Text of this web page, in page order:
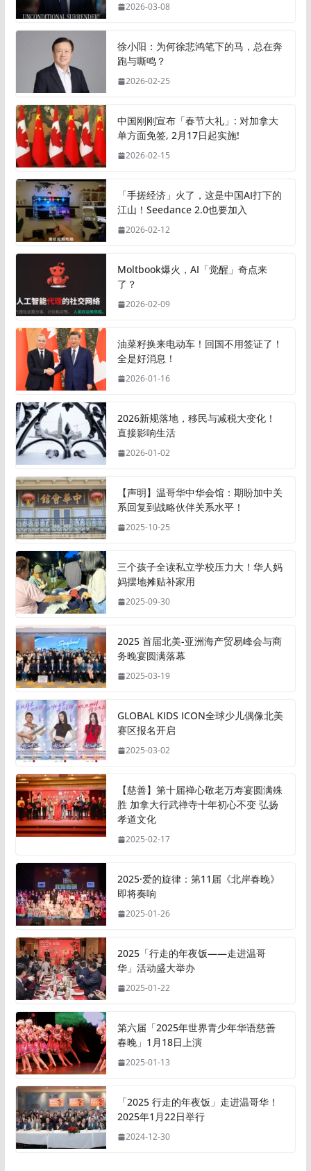
2026-03-08
徐小阳：为何徐悲鸿笔下的马，总在奔
跑与嘶鸣？
2026-02-25
中国刚刚宣布「春节大礼」: 对加拿大
单方面免签, 2月17日起实施!
2026-02-15
「手搓经济」火了，这是中国AI打下的
江山！Seedance 2.0也要加入
2026-02-12
Moltbook爆火，AI「觉醒」奇点来
了？
2026-02-09
油菜籽换来电动车！回国不用签证了！
全是好消息！
2026-01-16
2026新规落地，移民与减税大变化！
直接影响生活
2026-01-02
【声明】温哥华中华会馆：期盼加中关
系回复到战略伙伴关系水平！
2025-10-25
三个孩子全读私立学校压力大！华人妈
妈摆地摊贴补家用
2025-09-30
2025 首届北美-亚洲海产贸易峰会与商
务晚宴圆满落幕
2025-03-19
GLOBAL KIDS ICON全球少儿偶像北美
赛区报名开启
2025-03-02
【慈善】第十届禅心敬老万寿宴圆满殊
胜 加拿大行武禅寺十年初心不变 弘扬
孝道文化
2025-02-17
2025·爱的旋律：第11届《北岸春晚》
即将奏响
2025-01-26
2025「行走的年夜饭——走进温哥
华」活动盛大举办
2025-01-22
第六届「2025年世界青少年华语慈善
春晚」1月18日上演
2025-01-13
「2025 行走的年夜饭」走进温哥华！
2025年1月22日举行
2024-12-30